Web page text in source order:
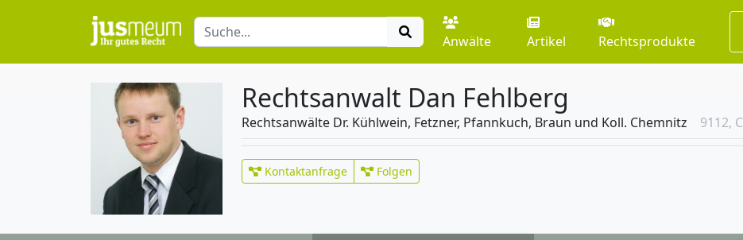
Anwälte Artikel Rechtsprodukte
Rechtsanwalt Dan Fehlberg
Rechtsanwälte Dr. Kühlwein, Fetzner, Pfannkuch, Braun und Koll. Chemnitz 9112,
Kontaktanfrage Folgen